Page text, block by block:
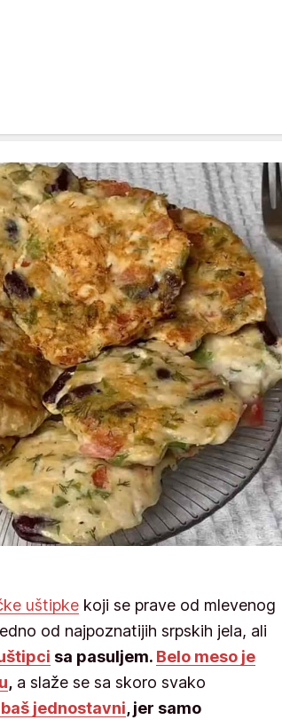
uštipke koji se prave od mlevenog
od najpoznatijih srpskih jela, ali
sa pasuljem. Belo meso je
, a slaže se sa skoro svako
jednostavni, jer samo